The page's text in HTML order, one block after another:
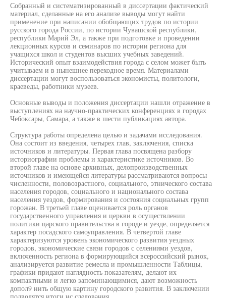
Собранный и систематизированный в диссертации фактический
материал, сделанные на его анализе выводы могут найти
применение при написании обобщающих трудов по истории
русского города России, по истории Чувашской республики,
республики Марий Эл, а также при подготовке и проведении
лекционных курсов и семинаров по истории региона для
учащихся школ и студентов высших учебных заведений.
Исторический опыт взаимодействия города с селом может быть
учитываем и в нынешнее переходное время. Материалами
диссертации могут воспользоваться экономисты, политологи,
краеведы, работники музеев.
Основные выводы и положения диссертации нашли отражение в
выступлениях на научно-практических конференциях в городах
Чебоксары, Самара, а также в шести публикациях автора.
Структура работы определена целью и задачами исследования.
Она состоит из введения, четырех глав, заключения, списка
источников и литературы. Первая глава посвящена разбору
историографии проблемы и характеристике источников. Во
второй главе на основе архивных, делопроизводственных
источников и имеющейся литературы рассматриваются вопросы
численности, половозрастного, социального, этнического состава
населения городов, социального и национального состава
населения уездов, формирования и состояния социальных групп
горожан. В третьей главе оценивается роль органов
государственного управления и церкви в осуществлении
политики царского правительства в городе и уезде, определяется
характер посадского самоуправления. В четвертой главе
характеризуются уровень экономического развития уездных
городов, экономические связи городов с селениями уездов,
включенность региона в формирующийся всероссийский рынок,
анализируется развитие ремесла и промышленности Таблицы,
графики придают наглядность показателям, делают их
компактными и легко запоминающимися, дают возможность
допол9 нить общую картину городского развития. В заключении